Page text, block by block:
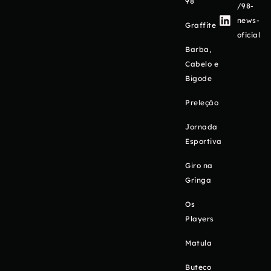
Graffite
Barba,
Cabelo e
Bigode
Preleção
Jornada
Esportiva
Giro na
Gringa
Os
Players
Matula
Buteco
/98-
news-
oficial